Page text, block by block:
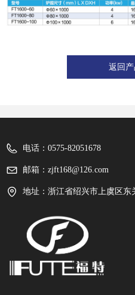
返回
电话： 0575-82051678
邮箱： zjft168@126.com
地址： 浙江省绍兴市上虞区东